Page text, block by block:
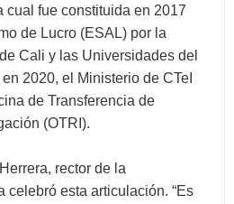
cual fue constituida en 2017
de Lucro (ESAL) por la
Cali y las Universidades del
2020, el Ministerio de CTeI
de Transferencia de
(OTRI).
rector de la
celebró esta articulación. “Es